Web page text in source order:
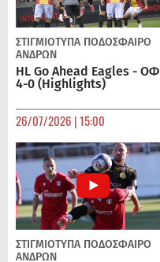
ΣΤΙΓΜΙΟΤΥΠΑ ΠΟΔΌΣΦΑΙΡΟ
ΑΝΔΡΏΝ
HL Go Ahead Eagles -
4-0 (Highlights)
26/07/2026 | 15:00
ΣΤΙΓΜΙΟΤΥΠΑ ΠΟΔΌΣΦΑΙΡΟ
ΑΝΔΡΏΝ